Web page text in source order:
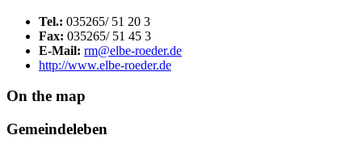
Tel.: 035265/ 51 20 3
Fax: 035265/ 51 45 3
E-Mail: rm@elbe-roeder.de
http://www.elbe-roeder.de
On the map
Gemeindeleben